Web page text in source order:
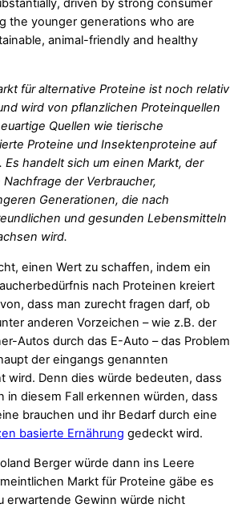
driven by strong consumer
the younger generations who are
animal-friendly and healthy
für alternative Proteine ist noch relativ
wird von pflanzlichen Proteinquellen
Quellen wie tierische
Proteine und Insektenproteine auf
Es handelt sich um einen Markt, der
der Verbraucher,
Generationen, die nach
und gesunden Lebensmitteln
wird.
einen Wert zu schaffen, indem ein
nach Proteinen kreiert
dass man zurecht fragen darf, ob
anderen Vorzeichen – wie z.B. der
Autos durch das E-Auto – das Problem
der eingangs genannten
wird. Denn dies würde bedeuten, dass
in diesem Fall erkennen würden, dass
brauchen und ihr Bedarf durch eine
basierte Ernährung gedeckt wird.
Berger würde dann ins Leere
Markt für Proteine gäbe es
erwartende Gewinn würde nicht